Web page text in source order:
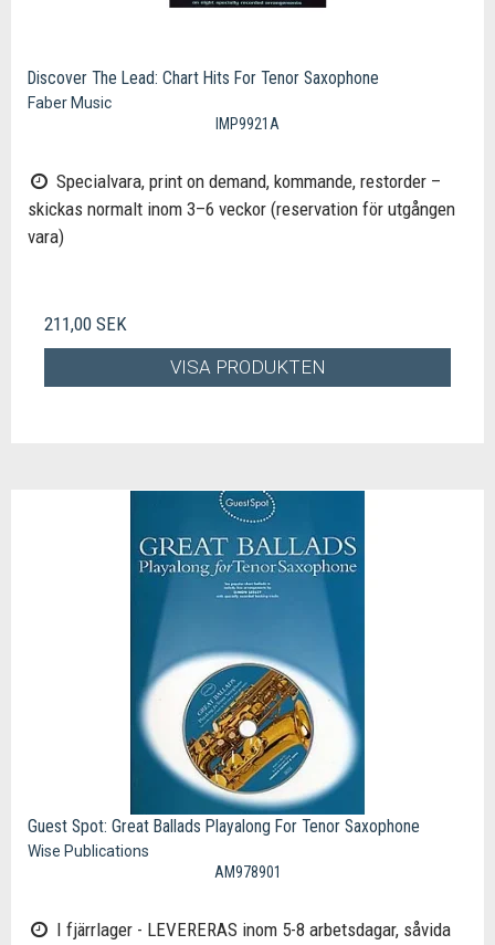
Discover The Lead: Chart Hits For Tenor Saxophone
Faber Music
IMP9921A
Specialvara, print on demand, kommande, restorder –
skickas normalt inom 3–6 veckor (reservation för utgången
vara)
211,00 SEK
VISA PRODUKTEN
Guest Spot: Great Ballads Playalong For Tenor Saxophone
Wise Publications
AM978901
I fjärrlager - LEVERERAS inom 5-8 arbetsdagar, såvida